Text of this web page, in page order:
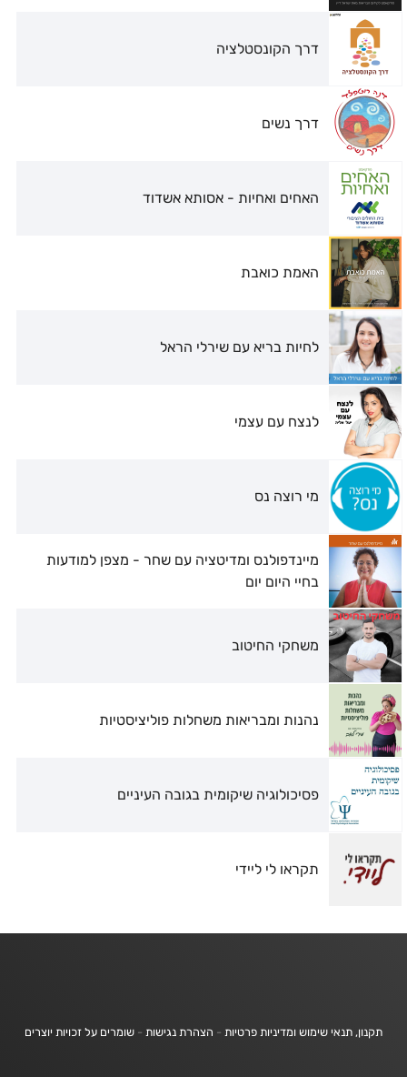
דרך הקונסטלציה
דרך נשים
האחים ואחיות - אסותא אשדוד
האמת כואבת
לחיות בריא עם שירלי הראל
לנצח עם עצמי
מי רוצה נס
מיינדפולנס ומדיטציה עם שחר - מצפן למודעות
בחיי היום יום
משחקי החיטוב
נהנות ומבריאות משחלות פוליציסטיות
פסיכולוגיה שיקומית בגובה העיניים
תקראו לי ליידי
תקנון, תנאי שימוש ומדיניות פרטיות - הצהרת נגישות - שומרים על זכויות יוצרים